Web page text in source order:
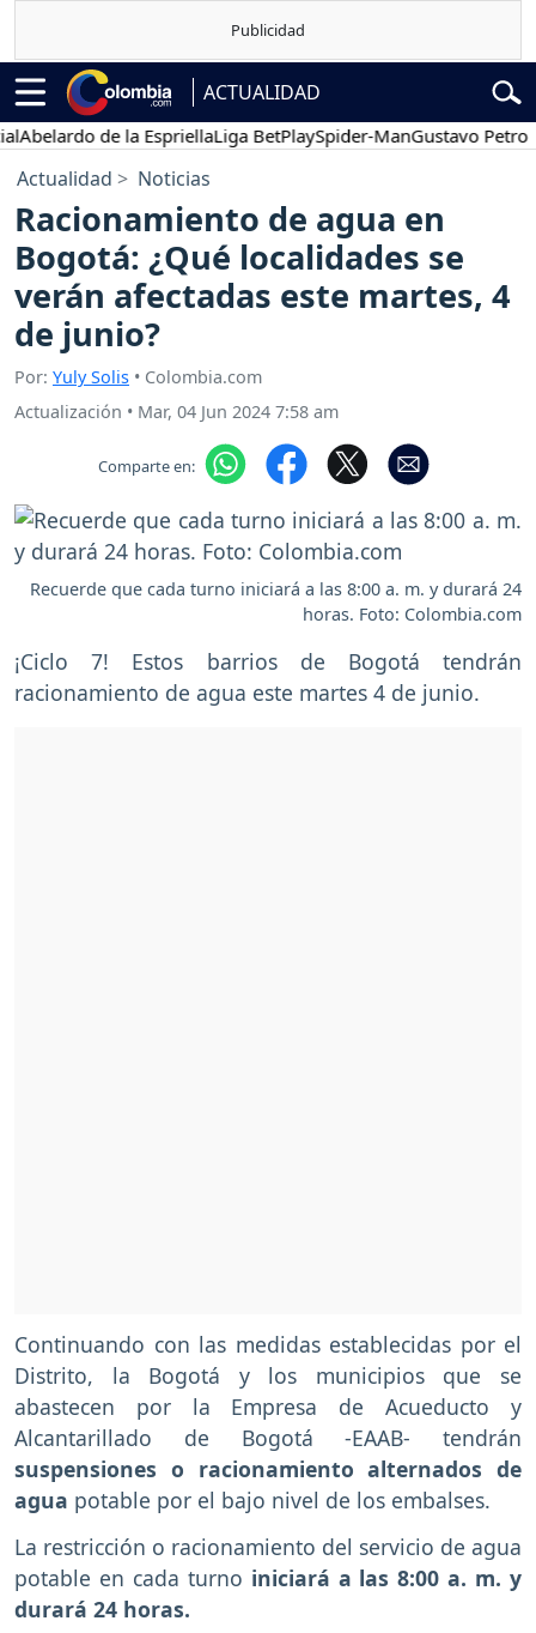
ACTUALIDAD
de la EspriellaLiga BetPlaySpider-ManGustavo Petro
Actualidad Noticias
Racionamiento de agua en
Bogotá: ¿Qué localidades se
verán afectadas este martes, 4
de junio?
Por: Yuly Solis • Colombia.com
Actualización • Mar, 04 Jun 2024 7:58 am
Comparte en:
Recuerde que cada turno iniciará a las 8:00 a. m. y durará 24
horas. Foto: Colombia.com
¡Ciclo 7! Estos barrios de Bogotá tendrán
racionamiento de agua este martes 4 de junio.
Continuando con las medidas establecidas por el
Distrito, la Bogotá y los municipios que se
abastecen por la Empresa de Acueducto y
Alcantarillado de Bogotá -EAAB- tendrán
suspensiones o racionamiento alternados de
agua potable por el bajo nivel de los embalses.
La restricción o racionamiento del servicio de agua
potable en cada turno iniciará a las 8:00 a. m. y
durará 24 horas.